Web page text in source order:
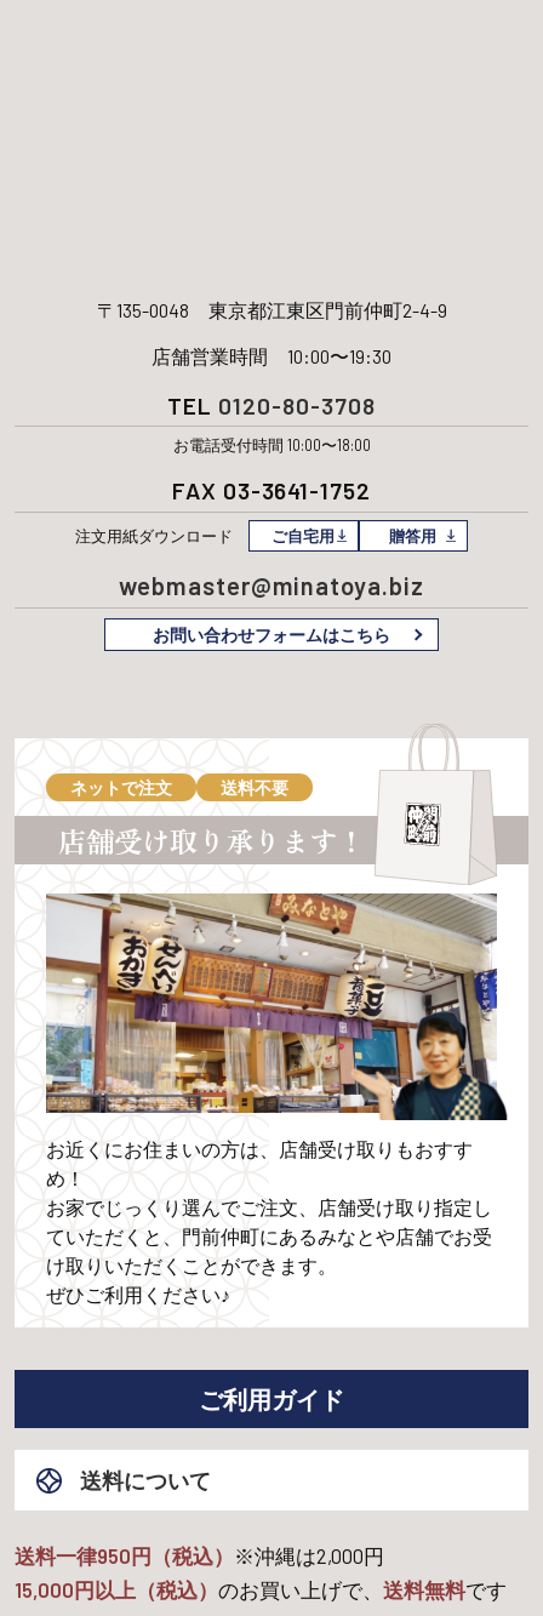
〒135-0048 東京都江東区門前仲町2-4-9
店舗営業時間 10:00〜19:30
TEL 0120-80-3708
お電話受付時間 10:00〜18:00
FAX 03-3641-1752
注文用紙ダウンロード ご自宅用 贈答用
webmaster@minatoya.biz
お問い合わせフォームはこちら
ネットで注文 送料不要
店舗受け取り承ります！
お近くにお住まいの方は、店舗受け取りもおすす
め！
お家でじっくり選んでご注文、店舗受け取り指定し
ていただくと、門前仲町にあるみなとや店舗でお受
け取りいただくことができます。
ぜひご利用ください♪
ご利用ガイド
送料について
送料一律950円（税込） ※沖縄は2,000円
15,000円以上（税込） のお買い上げで、 送料無料です